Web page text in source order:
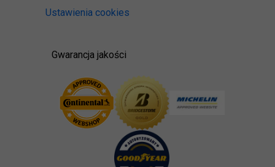
Ustawienia cookies
Gwarancja jakości